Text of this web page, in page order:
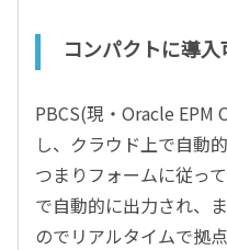
コンパクトに導
PBCS(現・Oracle EPM
し、クラウド上で自動
つまりフォームに従っ
で自動的に出力され、
のでリアルタイムで拠